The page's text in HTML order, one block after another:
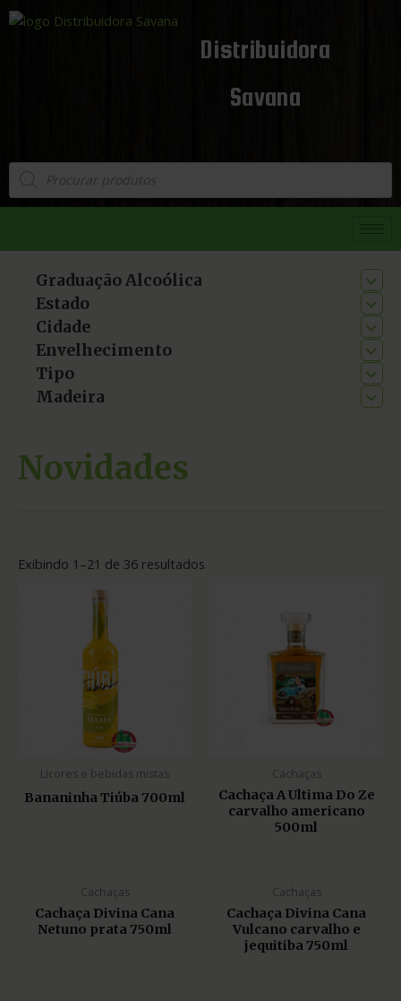
Distribuidora
Savana
Graduação Alcoólica
Estado
Cidade
Envelhecimento
Tipo
Madeira
Novidades
Exibindo 1–21 de 36 resultados
Licores e bebidas mistas
Bananinha Tiúba 700ml
Cachaças
Cachaça A Ultima Do Ze
carvalho americano
500ml
Cachaças
Cachaça Divina Cana
Netuno prata 750ml
Cachaças
Cachaça Divina Cana
Vulcano carvalho e
jequitiba 750ml